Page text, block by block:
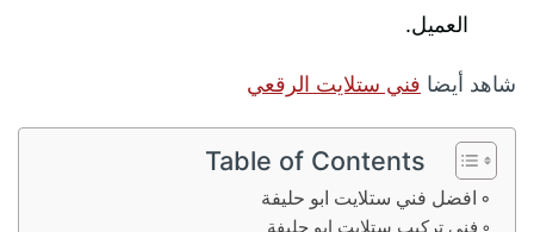
العميل.
شاهد أيضا فني ستلايت الرقعي
Table of Contents
افضل فني ستلايت ابو حليفة
فني تركيب ستلايت ابو حليفة